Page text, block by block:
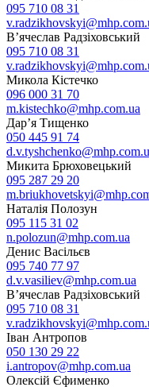
095 710 08 31
В’ячеслав Радзіховський
095 710 08 31
Микола Кістечко
096 000 31 70
m.kistechko@mhp.com.ua
Дар’я Тищенко
050 445 91 74
Микита Брюховецький
095 287 29 20
Наталія Полозун
095 115 31 02
n.polozun@mhp.com.ua
Денис Васільєв
095 740 77 97
d.v.vasiliev@mhp.com.ua
В’ячеслав Радзіховський
095 710 08 31
Іван Антропов
050 130 29 22
i.antropov@mhp.com.ua
Олексій Єфименко